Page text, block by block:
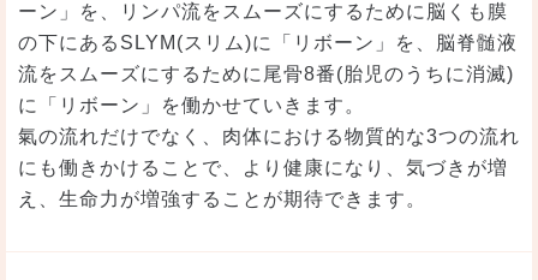
ーン」を、リンパ流をスムーズにするために脳くも膜
の下にあるSLYM(スリム)に「リボーン」を、脳脊髄液
流をスムーズにするために尾骨8番(胎児のうちに消滅)
に「リボーン」を働かせていきます。
氣の流れだけでなく、肉体における物質的な3つの流れ
にも働きかけることで、より健康になり、気づきが増
え、生命力が増強することが期待できます。